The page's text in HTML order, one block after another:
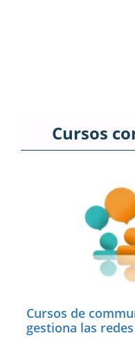
Cursos
Cursos de
gestiona las